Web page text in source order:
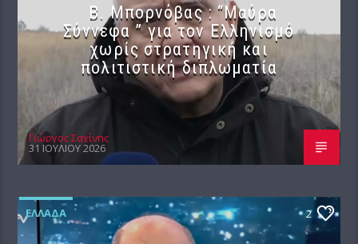
B. Μπορνόβας : “Μαύρα
Σύννεφα ” για τον Ελληνισμό
χωρίς στρατηγική και
πολιτιστική διπλωματία
Γιώργος Σαχίνης
31 ΙΟΥΛΊΟΥ 2026
ΕΛΛΆΔΑ 2